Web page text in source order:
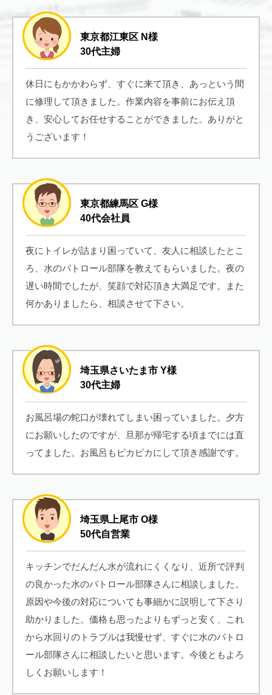
東京都江東区 N様
30代主婦
休日にもかかわらず、すぐに来て頂き、あっという間
に修理して頂きました。作業内容を事前にお伝え頂
き、安心してお任せすることができました。ありがと
うございます！
東京都練馬区 G様
40代会社員
夜にトイレが詰まり困っていて、友人に相談したとこ
ろ、水のパトロール部隊を教えてもらいました。夜の
遅い時間でしたが、笑顔で対応頂き大満足です。また
何かありましたら、相談させて下さい。
埼玉県さいたま市 Y様
30代主婦
お風呂場の蛇口が壊れてしまい困っていました。夕方
にお願いしたのですが、旦那が帰宅する頃までには直
ってました。お風呂もピカピカにして頂き感謝です。
埼玉県上尾市 O様
50代自営業
キッチンでだんだん水が流れにくくなり、近所で評判
の良かった水のパトロール部隊さんに相談しました。
原因や今後の対応についても事細かに説明して下さり
助かりました。価格も思ったよりもずっと安く、これ
から水回りのトラブルは我慢せず、すぐに水のパトロ
ール部隊さんに相談したいと思います。今後ともよろ
しくお願いします！